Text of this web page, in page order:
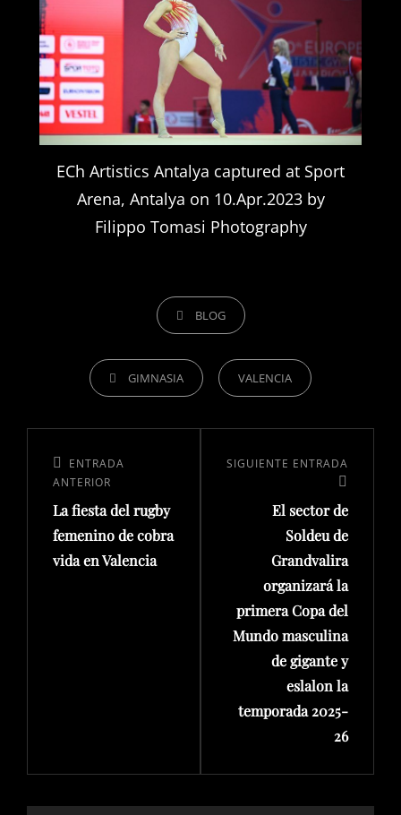
ECh Artistics Antalya captured at Sport
Arena, Antalya on 10.Apr.2023 by
Filippo Tomasi Photography
BLOG
GIMNASIA VALENCIA
ENTRADA
ANTERIOR
La fiesta del rugby
femenino de cobra
vida en Valencia
SIGUIENTE ENTRADA
El sector de
Soldeu de
Grandvalira
organizará la
primera Copa del
Mundo masculina
de gigante y
eslalon la
temporada 2025-
26